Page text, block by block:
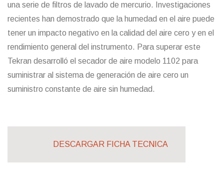
una serie de filtros de lavado de mercurio. Investigaciones
recientes han demostrado que la humedad en el aire puede
tener un impacto negativo en la calidad del aire cero y en el
rendimiento general del instrumento. Para superar este
Tekran desarrolló el secador de aire modelo 1102 para
suministrar al sistema de generación de aire cero un
suministro constante de aire sin humedad.
DESCARGAR FICHA TECNICA